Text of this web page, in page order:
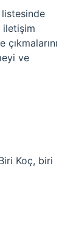
listesinde
iletişim
ve
Koç, biri